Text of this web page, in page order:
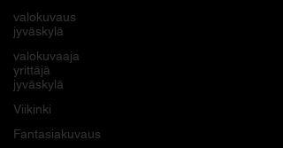
valokuvaus
jyväskylä
valokuvaaja
yrittäjä
jyväskylä
Viikinki
Fantasiakuvaus